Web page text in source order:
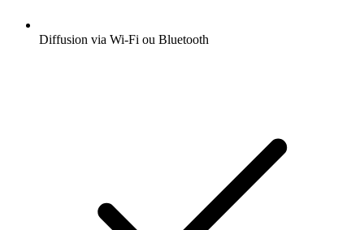
Diffusion via Wi-Fi ou Bluetooth